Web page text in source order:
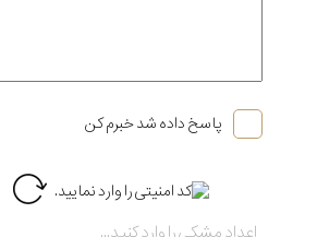
پاسخ داده شد خبرم کن